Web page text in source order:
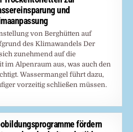
und
von Berghütten auf
des Klimawandels Der
zunehmend auf die
im Alpenraum aus, was auch den
Wassermangel führt dazu,
vorzeitig schließen müssen.
fördern